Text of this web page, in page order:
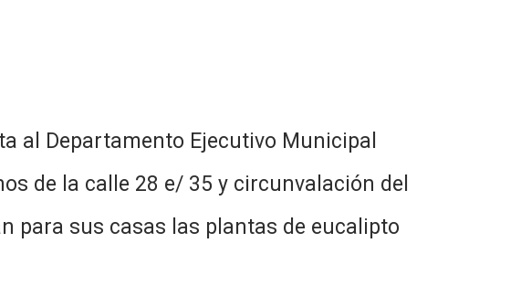
al Departamento Ejecutivo Municipal
de la calle 28 e/ 35 y circunvalación del
para sus casas las plantas de eucalipto